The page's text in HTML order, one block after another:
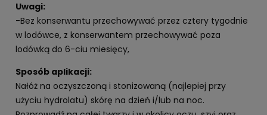
Uwagi:
-Bez konserwantu przechowywać przez cztery tygodnie
w lodówce, z konserwantem przechowywać poza
lodówką do 6-ciu miesięcy,
Sposób aplikacji:
Nałóż na oczyszczoną i stonizowaną (najlepiej przy
użyciu hydrolatu) skórę na dzień i/lub na noc.